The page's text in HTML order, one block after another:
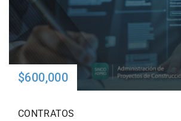
$600,000
CONTRATOS